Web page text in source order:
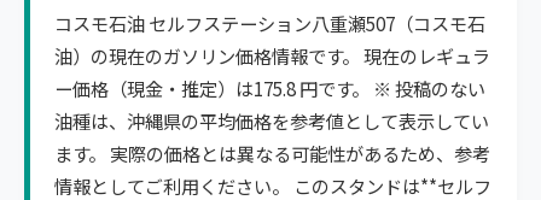
コスモ石油 セルフステーション八重瀬507（コスモ石
油）の現在のガソリン価格情報です。 現在のレギュラ
ー価格（現金・推定）は175.8 円です。 ※ 投稿のない
油種は、沖縄県の平均価格を参考値として表示してい
ます。 実際の価格とは異なる可能性があるため、参考
情報としてご利用ください。 このスタンドは**セルフ